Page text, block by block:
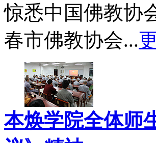
惊悉中国佛教协
春市佛教协会...
本焕学院全体师